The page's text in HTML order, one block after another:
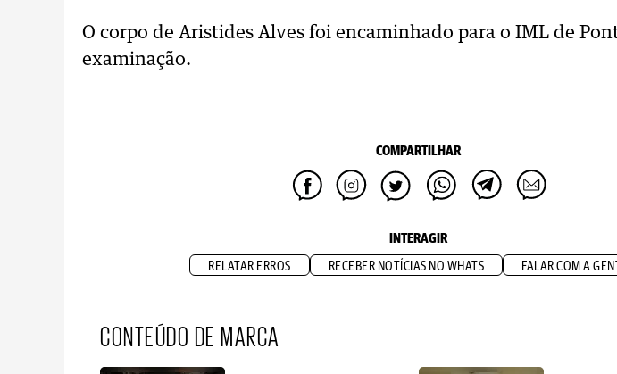
O corpo de Aristides Alves foi encaminhado para o IML de
examinação.
COMPARTILHAR
INTERAGIR
RELATAR ERROS RECEBER NOTÍCIAS NO WHATS FALAR COM A
CONTEÚDO DE MARCA